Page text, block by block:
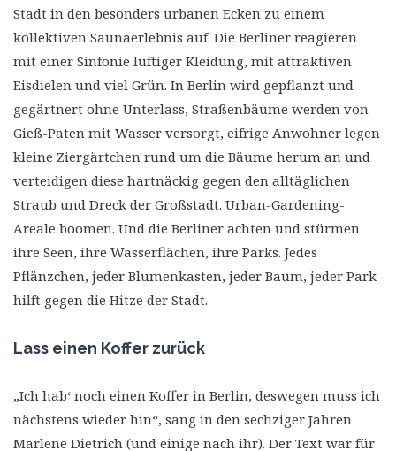
Stadt in den besonders urbanen Ecken zu einem
kollektiven Saunaerlebnis auf. Die Berliner reagieren
mit einer Sinfonie luftiger Kleidung, mit attraktiven
Eisdielen und viel Grün. In Berlin wird gepflanzt und
gegärtnert ohne Unterlass, Straßenbäume werden von
Gieß-Paten mit Wasser versorgt, eifrige Anwohner legen
kleine Ziergärtchen rund um die Bäume herum an und
verteidigen diese hartnäckig gegen den alltäglichen
Straub und Dreck der Großstadt. Urban-Gardening-
Areale boomen. Und die Berliner achten und stürmen
ihre Seen, ihre Wasserflächen, ihre Parks. Jedes
Pflänzchen, jeder Blumenkasten, jeder Baum, jeder Park
hilft gegen die Hitze der Stadt.
Lass einen Koffer zurück
„Ich hab‘ noch einen Koffer in Berlin, deswegen muss ich
nächstens wieder hin“, sang in den sechziger Jahren
Marlene Dietrich (und einige nach ihr). Der Text war für